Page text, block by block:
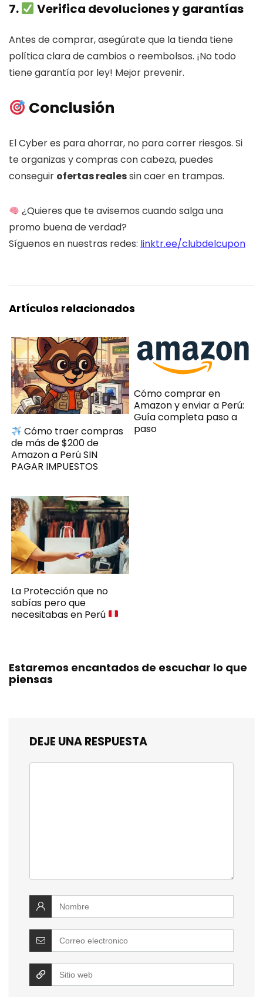
7. Verifica devoluciones y garantías
Antes de comprar, asegúrate que la tienda tiene
política clara de cambios o reembolsos. ¡No todo
tiene garantía por ley! Mejor prevenir.
Conclusión
El Cyber es para ahorrar, no para correr riesgos. Si
te organizas y compras con cabeza, puedes
conseguir ofertas realessin caer en trampas.
¿Quieres que te avisemos cuando salga una
promo buena de verdad?
Síguenos en nuestras redes: linktr.ee/clubdelcupon
Artículos relacionados
Cómo traer compras
de más de $200 de
Amazon a Perú SIN
PAGAR IMPUESTOS
Cómo comprar en
Amazon y enviar a Perú:
Guía completa paso a
paso
La Protección que no
sabías pero que
necesitabas en Perú
Estaremos encantados de escuchar lo que
piensas
DEJE UNA RESPUESTA